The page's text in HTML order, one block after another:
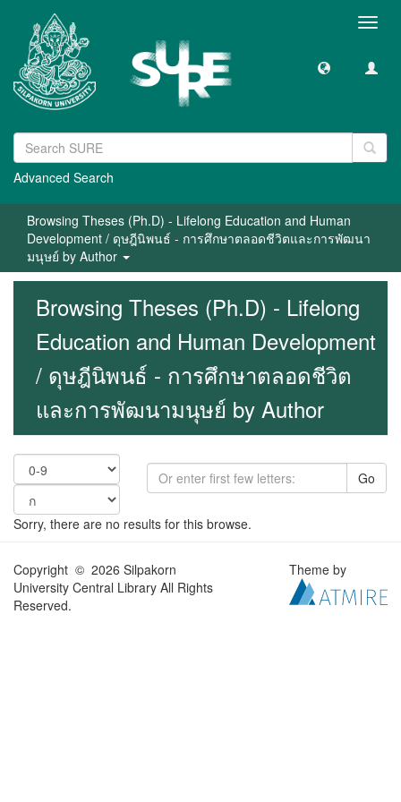
Advanced Search
Browsing Theses (Ph.D) - Lifelong Education and Human
Development / ดุษฎีนิพนธ์ - การศึกษาตลอดชีวิตและการพัฒนา
มนุษย์ by Author
Browsing Theses (Ph.D) - Lifelong
Education and Human Development
/ ดุษฎีนิพนธ์ - การศึกษาตลอดชีวิต
และการพัฒนามนุษย์ by Author
Go
Sorry, there are no results for this browse.
Copyright © 2026 Silpakorn
University Central Library All Rights
Reserved.
Theme by